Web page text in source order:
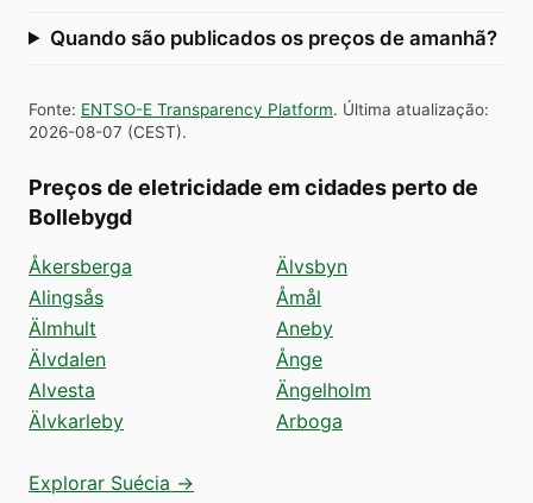
Quando são publicados os preços de amanhã?
Fonte: ENTSO-E Transparency Platform. Última atualização:
2026-08-07 (CEST).
Preços de eletricidade em cidades perto de
Bollebygd
Åkersberga
Alingsås
Älmhult
Älvdalen
Alvesta
Älvkarleby
Älvsbyn
Åmål
Aneby
Ånge
Ängelholm
Arboga
Explorar Suécia →